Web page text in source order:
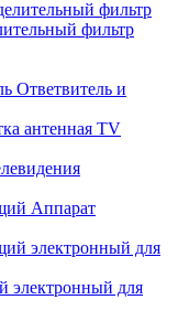
фильтр
Ответвитель и
антенная TV
Аппарат
электронный для